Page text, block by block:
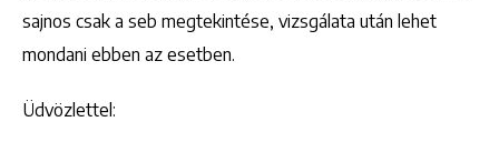
sajnos csak a seb megtekintése, vizsgálata után lehet
mondani ebben az esetben.
Üdvözlettel: